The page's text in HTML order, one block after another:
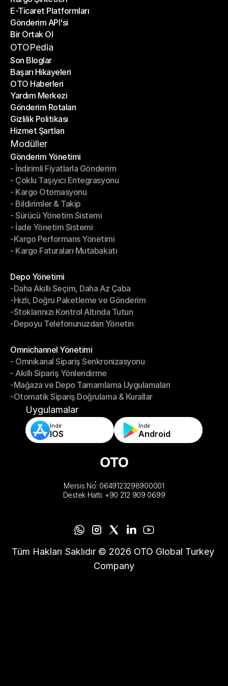
Kargo Şirketleri
E-Ticaret Platformları
E-Ticaret Platformları
Gönderim API'si
Gönderim API'si
Bir Ortak Ol
Bir Ortak Ol
OTOPedia
Son Bloglar
Son Bloglar
Başarı Hikayeleri
Başarı Hikayeleri
OTO Haberleri
OTO Haberleri
Yardım Merkezi
Yardım Merkezi
Gönderim Rotaları
Gönderim Rotaları
Gizlilik Politikası
Gizlilik Politikası
Hizmet Şartları
Hizmet Şartları
Modüller
Gönderim Yönetimi
Gönderim Yönetimi
- İndirimli Fiyatlarla Gönderim
- İndirimli Fiyatlarla Gönderim
- Çoklu Taşıyıcı Entegrasyonu
- Çoklu Taşıyıcı Entegrasyonu
- Kargo Otomasyonu
- Kargo Otomasyonu
- Bildirimler & Takip
- Bildirimler & Takip
- Sürücü Yönetim Sistemi
- Sürücü Yönetim Sistemi
- İade Yönetim Sistemi
- İade Yönetim Sistemi
-Kargo Performans Yönetimi
-Kargo Performans Yönetimi
- Kargo Faturaları Mutabakatı
Depo Yönetimi
Depo Yönetimi
-Daha Akıllı Seçim, Daha Az Çaba
-Daha Akıllı Seçim, Daha Az Çaba
-Hızlı, Doğru Paketleme ve Gönderim
-Hızlı, Doğru Paketleme ve Gönderim
-Stoklarınızı Kontrol Altında Tutun
-Stoklarınızı Kontrol Altında Tutun
-Depoyu Telefonunuzdan Yönetin
Omnichannel Yönetimi
Omnichannel Yönetimi
- Omnikanal Sipariş Senkronizasyonu
- Omnikanal Sipariş Senkronizasyonu
- Akıllı Sipariş Yönlendirme
- Akıllı Sipariş Yönlendirme
-Mağaza ve Depo Tamamlama Uygulamaları
-Mağaza ve Depo Tamamlama Uygulamaları
-Otomatik Sipariş Doğrulama & Kurallar
-Otomatik Sipariş Doğrulama & Kurallar
Uygulamalar
İndir
IOS
İndir
Android
Mersis No: 0649123298900001
Destek Hattı: +90 212 909 0699
Tüm Hakları Saklıdır © 2026 OTO Global Turkey
Company